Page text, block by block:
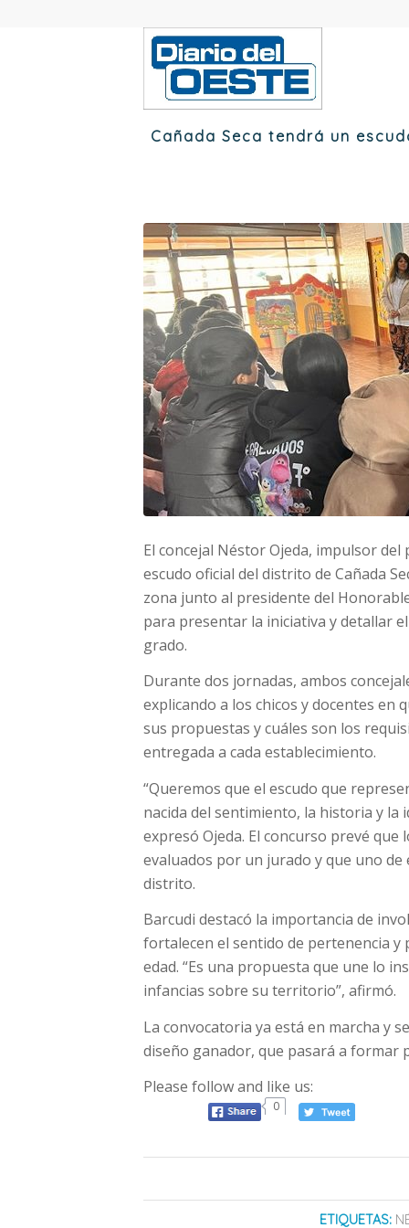
Cañada Seca tendrá un
El concejal Néstor Ojeda, impulsor
escudo oficial del distrito de Cañada
zona junto al presidente del
para presentar la iniciativa y detallar
grado.
Durante dos jornadas, ambos
explicando a los chicos y docentes
sus propuestas y cuáles son los
entregada a cada establecimiento.
“Queremos que el escudo que
nacida del sentimiento, la historia y
expresó Ojeda. El concurso prevé
evaluados por un jurado y que uno
distrito.
Barcudi destacó la importancia de
fortalecen el sentido de pertenencia
edad. “Es una propuesta que une lo
infancias sobre su territorio”, afirmó.
La convocatoria ya está en marcha y
diseño ganador, que pasará a formar
Please follow and like us:
0
ETIQUETAS: